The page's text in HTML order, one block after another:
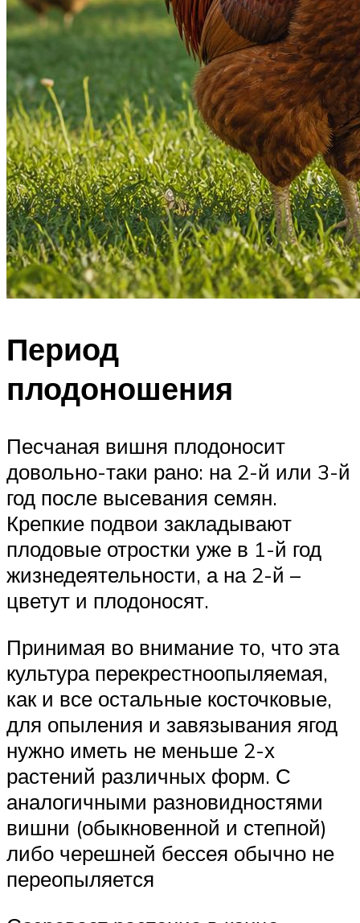
Период
плодоношения
Песчаная вишня плодоносит
довольно-таки рано: на 2-й или 3-й
год после высевания семян.
Крепкие подвои закладывают
плодовые отростки уже в 1-й год
жизнедеятельности, а на 2-й –
цветут и плодоносят.
Принимая во внимание то, что эта
культура перекрестноопыляемая,
как и все остальные косточковые,
для опыления и завязывания ягод
нужно иметь не меньше 2-х
растений различных форм. С
аналогичными разновидностями
вишни (обыкновенной и степной)
либо черешней бессея обычно не
переопыляется